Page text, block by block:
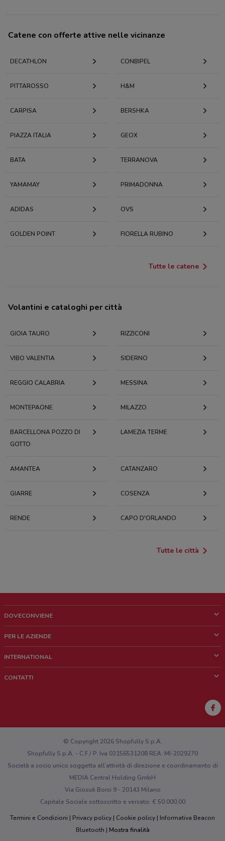
Catene con offerte attive nelle vicinanze
DECATHLON CONBIPEL
PITTAROSSO H&M
CARPISA BERSHKA
PIAZZA ITALIA GEOX
BATA TERRANOVA
YAMAMAY PRIMADONNA
ADIDAS OVS
GOLDEN POINT FIORELLA RUBINO
Tutte le catene
Volantini e cataloghi per città
GIOIA TAURO RIZZICONI
VIBO VALENTIA SIDERNO
REGGIO CALABRIA MESSINA
MONTEPAONE MILAZZO
BARCELLONA POZZO DI
GOTTO
LAMEZIA TERME
AMANTEA CATANZARO
GIARRE COSENZA
RENDE CAPO D'ORLANDO
Tutte le città
DOVECONVIENE
Chi siamo
Lavora con noi
PER LE AZIENDE
Richieste commerciali e marketing
INTERNATIONAL
CONTATTI
Hai un malfunzionamento sul web o sull'app?
© Copyright 2026 Shopfully S.p.A.
Shopfully S.p.A. - C.F / P. Iva 03156531208 REA: MI-2029270
Società a socio unico soggetta all’attività di direzione e coordinamento di
MEDIA Central Holding GmbH
Via Giosuè Borsi 9 - 20143 Milano
Capitale Sociale sottoscritto e versato: € 50.000,00
Termini e Condizioni
Privacy policy Cookie policy
Informativa Beacon
Bluetooth
Mostra finalità